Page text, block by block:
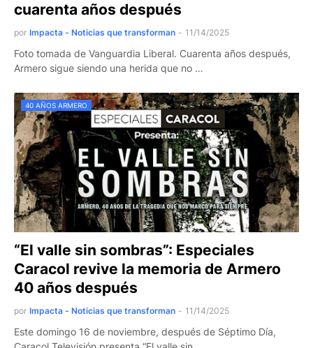
cuarenta años después
por Impacta - Noticias que transforman - 11/14/2025
Foto tomada de Vanguardia Liberal. Cuarenta años después,
Armero sigue siendo una herida que no …
40 AÑOS ARMERO
“El valle sin sombras”: Especiales
Caracol revive la memoria de Armero
40 años después
por Impacta - Noticias que transforman - 11/14/2025
Este domingo 16 de noviembre, después de Séptimo Día,